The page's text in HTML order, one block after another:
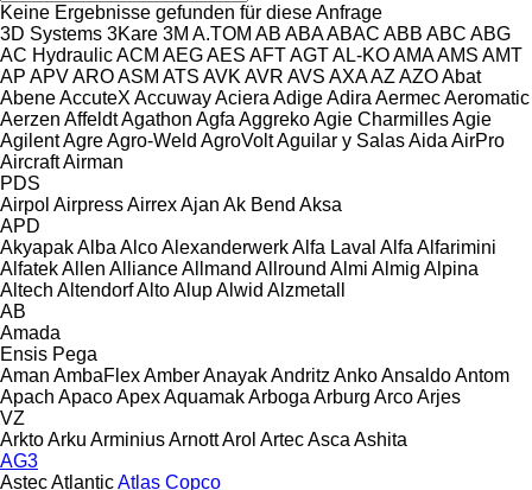
Keine Ergebnisse gefunden für diese Anfrage
3D Systems 3Kare 3M A.TOM AB ABAABAC ABB ABC ABG
AC HydraulicACM AEGAES AFTAGTAL-KOAMAAMS AMT
AP APVAROASM ATS AVK AVR AVS AXAAZ AZOAbat
AbeneAccuteX AccuwayAciera AdigeAdira AermecAeromatic
Aerzen AffeldtAgathon Agfa AggrekoAgie CharmillesAgie
AgilentAgreAgro-Weld AgroVoltAguilar y SalasAida AirPro
AircraftAirman
PDS
Airpol AirpressAirrexAjan Ak Bend Aksa
APD
AkyapakAlba AlcoAlexanderwerkAlfa Laval Alfa Alfarimini
AlfatekAllen AllianceAllmand Allround Almi Almig Alpina
Altech AltendorfAltoAlupAlwid Alzmetall
AB
Amada
Ensis Pega
Aman AmbaFlexAmberAnayakAndritz AnkoAnsaldoAntom
Apach ApacoApexAquamakArboga Arburg ArcoArjes
VZ
ArktoArku ArminiusArnottArol ArtecAsca Ashita
AG3
AstecAtlanticAtlas Copco